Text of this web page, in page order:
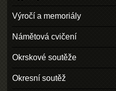
Výročí a memoriály
Námětová cvičení
Okrskové soutěže
Okresní soutěž